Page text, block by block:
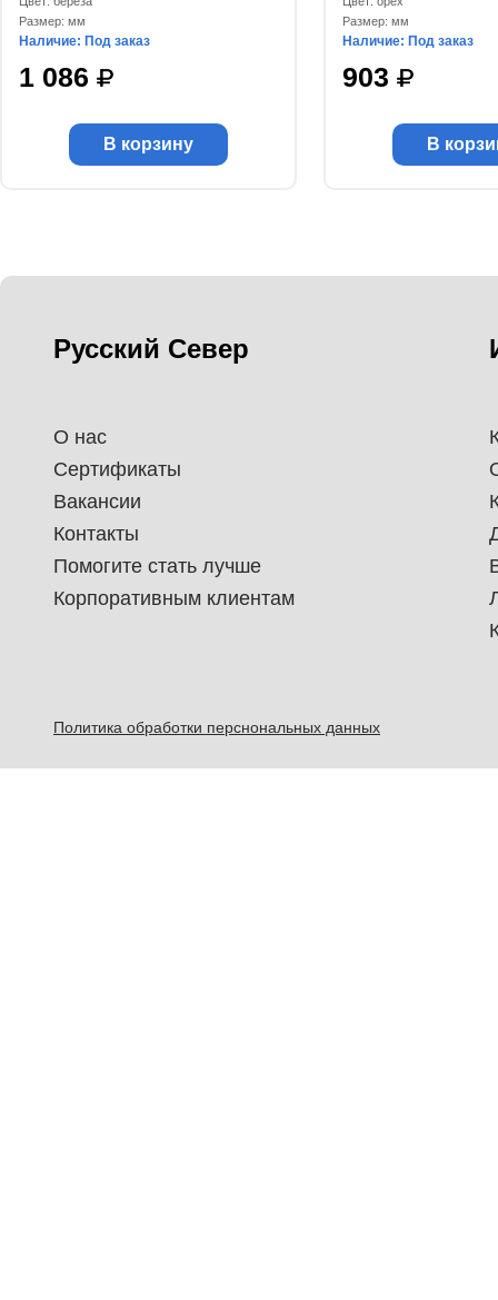
Размер: мм
Наличие: Под заказ
1 086
В корзину
Размер: мм
Наличие: Под заказ
903
В
Русский Север
О нас
Сертификаты
Вакансии
Контакты
Помогите стать лучше
Корпоративным клиентам
Политика обработки перснональных данных